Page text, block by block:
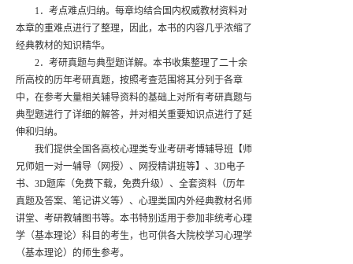
1．考点难点归纳。每章均结合国内权威教材资料对
本章的重难点进行了整理，因此，本书的内容几乎浓缩了
经典教材的知识精华。
2．考研真题与典型题详解。本书收集整理了二十余
所高校的历年考研真题，按照考查范围将其分列于各章
中，在参考大量相关辅导资料的基础上对所有考研真题与
典型题进行了详细的解答，并对相关重要知识点进行了延
伸和归纳。
我们提供全国各高校心理类专业考研考博辅导班【师
兄师姐一对一辅导（网授）、网授精讲班等】、3D电子
书、3D题库（免费下载，免费升级）、全套资料（历年
真题及答案、笔记讲义等）、心理类国内外经典教材名师
讲堂、考研教辅图书等。本书特别适用于参加非统考心理
学（基本理论）科目的考生，也可供各大院校学习心理学
（基本理论）的师生参考。